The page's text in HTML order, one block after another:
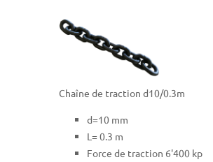
Chaîne de traction d10/0.3m
d=10 mm
L= 0.3 m
Force de traction 6'400 kp